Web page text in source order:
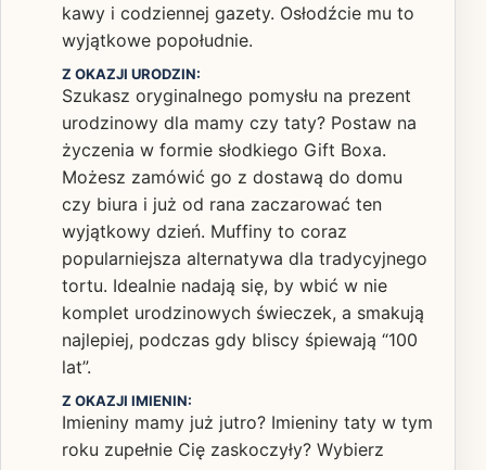
kawy i codziennej gazety. Osłodźcie mu to
wyjątkowe popołudnie.
Z OKAZJI URODZIN:
Szukasz oryginalnego pomysłu na prezent
urodzinowy dla mamy czy taty? Postaw na
życzenia w formie słodkiego Gift Boxa.
Możesz zamówić go z dostawą do domu
czy biura i już od rana zaczarować ten
wyjątkowy dzień. Muffiny to coraz
popularniejsza alternatywa dla tradycyjnego
tortu. Idealnie nadają się, by wbić w nie
komplet urodzinowych świeczek, a smakują
najlepiej, podczas gdy bliscy śpiewają “100
lat”.
Z OKAZJI IMIENIN:
Imieniny mamy już jutro? Imieniny taty w tym
roku zupełnie Cię zaskoczyły? Wybierz